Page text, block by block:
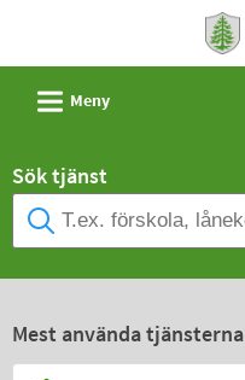
tjänster
Hedemora
kommun
L Meny
Sök tjänst
Mest använda tjänsterna